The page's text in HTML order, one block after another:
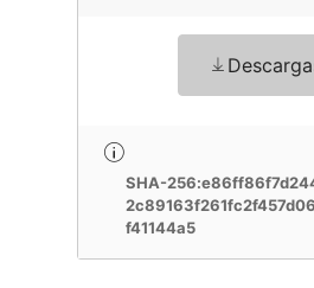
SHA-
f41144a5